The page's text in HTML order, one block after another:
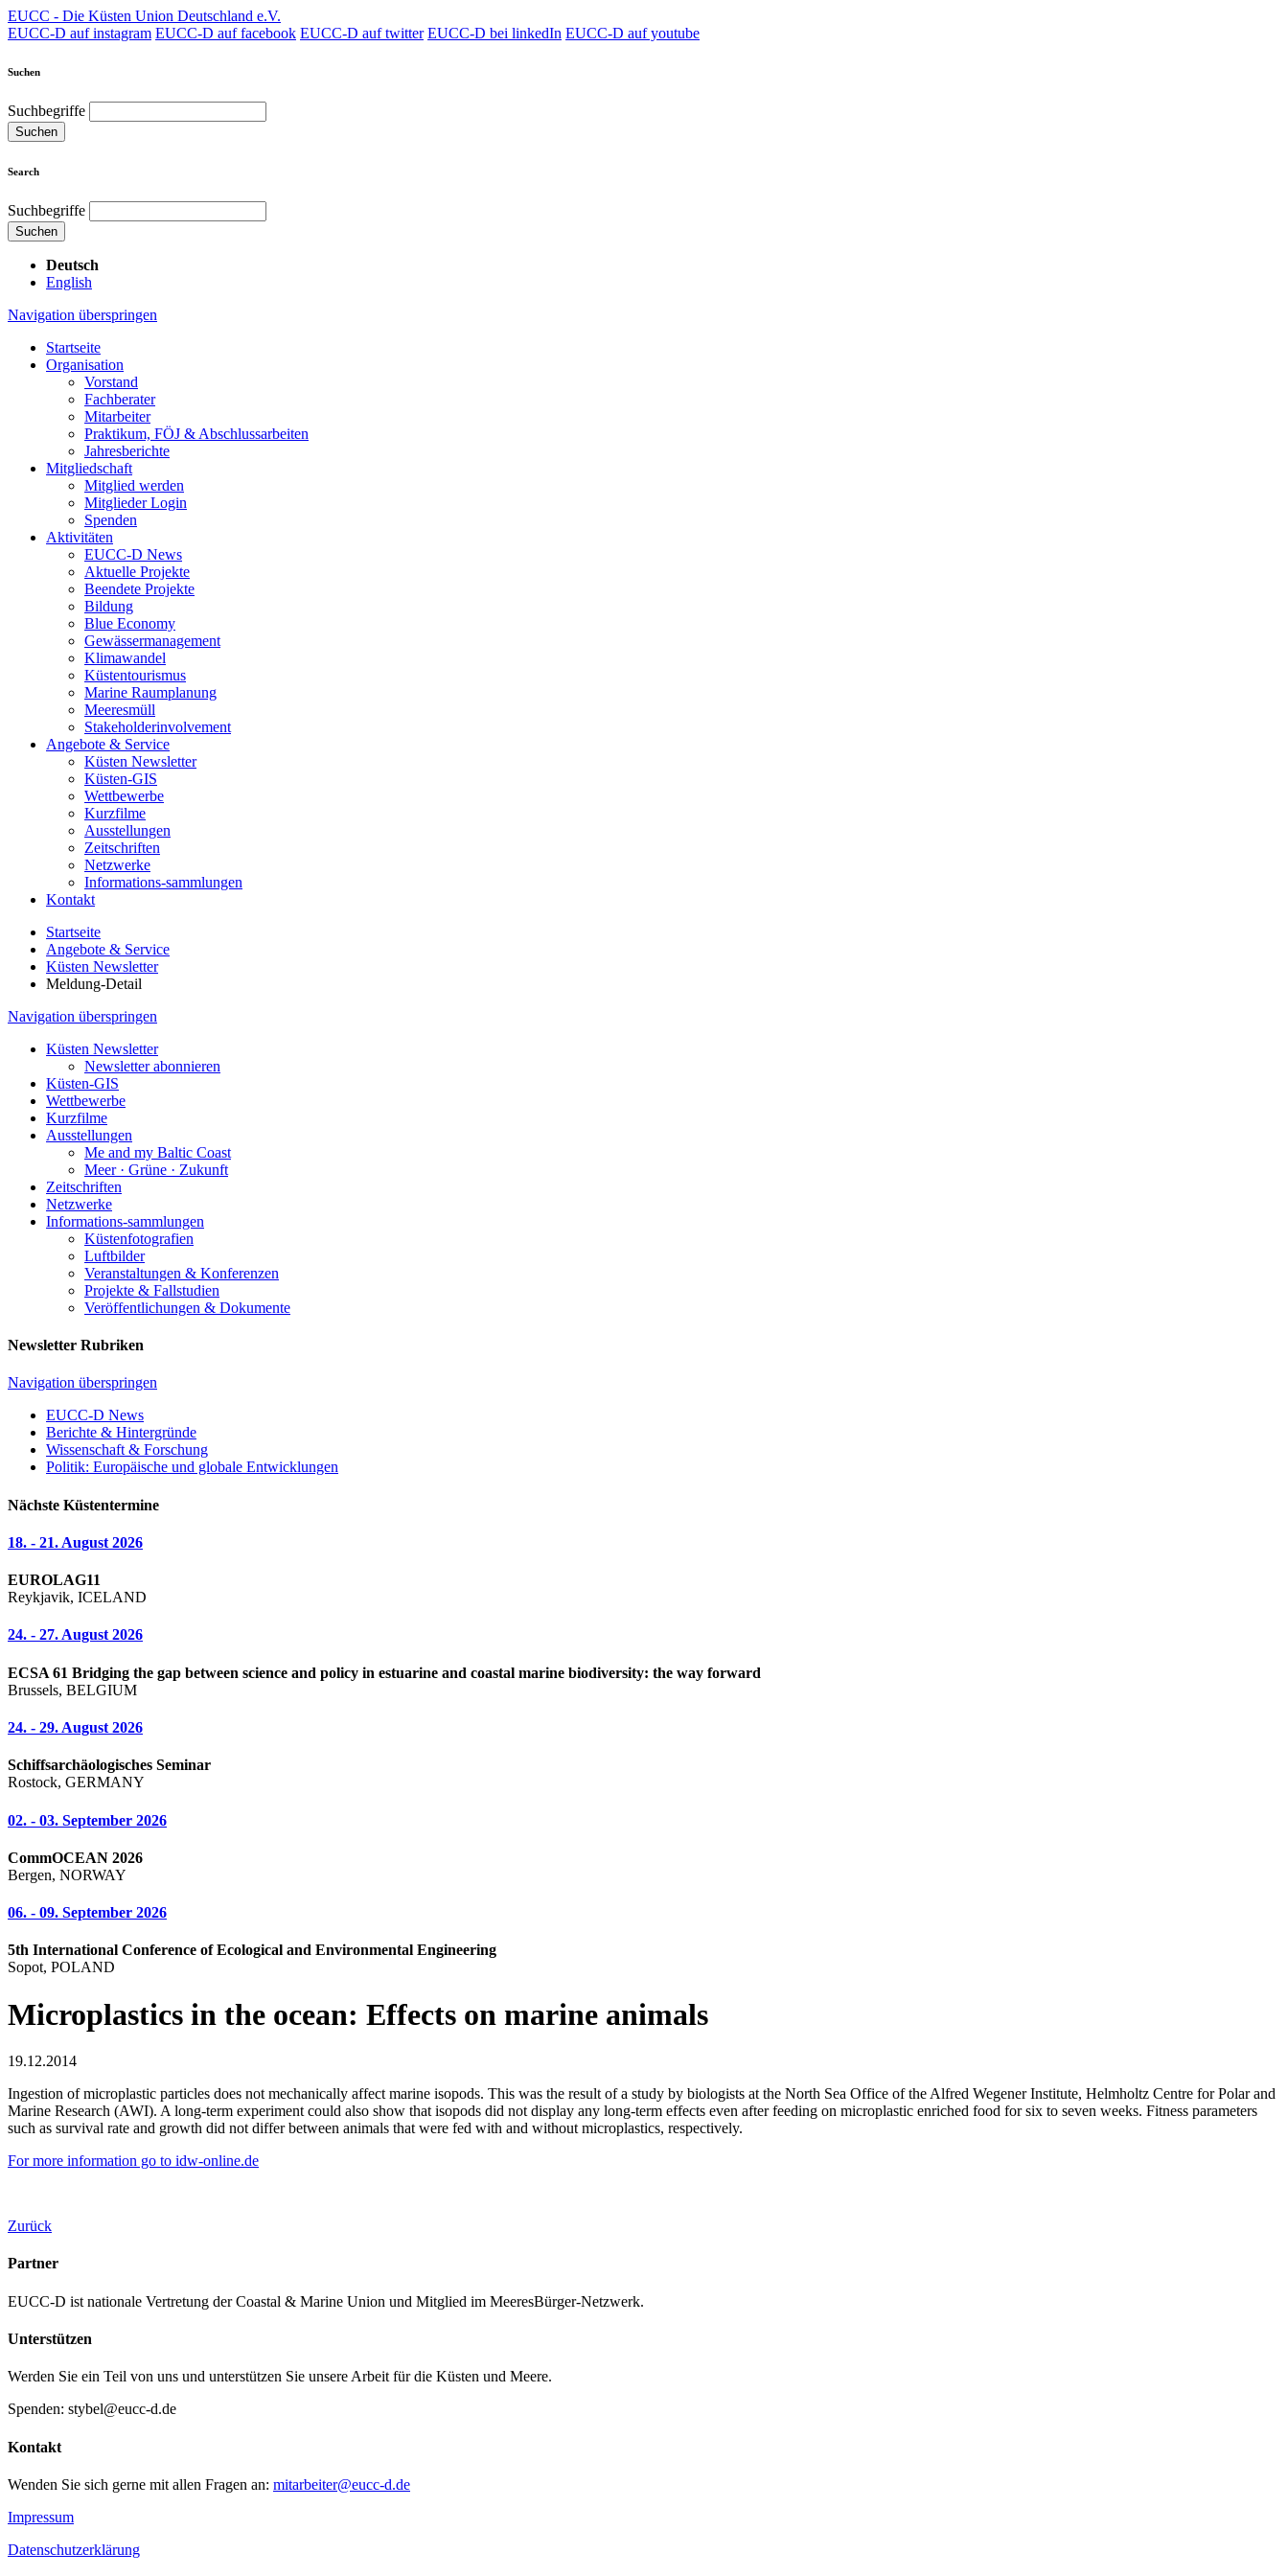
EUCC - Die Küsten Union Deutschland e.V.
EUCC-D auf instagram EUCC-D auf facebook EUCC-D auf twitter EUCC-D bei linkedIn EUCC-D auf youtube
Suchen
Suchbegriffe
Suchen
Search
Suchbegriffe
Suchen
Deutsch
English
Navigation überspringen
Startseite
Organisation
Vorstand
Fachberater
Mitarbeiter
Praktikum, FÖJ & Abschlussarbeiten
Jahresberichte
Mitgliedschaft
Mitglied werden
Mitglieder Login
Spenden
Aktivitäten
EUCC-D News
Aktuelle Projekte
Beendete Projekte
Bildung
Blue Economy
Gewässermanagement
Klimawandel
Küstentourismus
Marine Raumplanung
Meeresmüll
Stakeholderinvolvement
Angebote & Service
Küsten Newsletter
Küsten-GIS
Wettbewerbe
Kurzfilme
Ausstellungen
Zeitschriften
Netzwerke
Informations-sammlungen
Kontakt
Startseite
Angebote & Service
Küsten Newsletter
Meldung-Detail
Navigation überspringen
Küsten Newsletter
Newsletter abonnieren
Küsten-GIS
Wettbewerbe
Kurzfilme
Ausstellungen
Me and my Baltic Coast
Meer · Grüne · Zukunft
Zeitschriften
Netzwerke
Informations-sammlungen
Küstenfotografien
Luftbilder
Veranstaltungen & Konferenzen
Projekte & Fallstudien
Veröffentlichungen & Dokumente
Newsletter Rubriken
Navigation überspringen
EUCC-D News
Berichte & Hintergründe
Wissenschaft & Forschung
Politik: Europäische und globale Entwicklungen
Nächste Küstentermine
18. - 21. August 2026
EUROLAG11
Reykjavik, ICELAND
24. - 27. August 2026
ECSA 61 Bridging the gap between science and policy in estuarine and coastal marine biodiversity: the way forward
Brussels, BELGIUM
24. - 29. August 2026
Schiffsarchäologisches Seminar
Rostock, GERMANY
02. - 03. September 2026
CommOCEAN 2026
Bergen, NORWAY
06. - 09. September 2026
5th International Conference of Ecological and Environmental Engineering
Sopot, POLAND
Microplastics in the ocean: Effects on marine animals
19.12.2014
Ingestion of microplastic particles does not mechanically affect marine isopods. This was the result of a study by biologists at the North Sea Office of the Alfred Wegener Institute, Helmholtz Centre for Polar and
Marine Research (AWI). A long-term experiment could also show that isopods did not display any long-term effects even after feeding on microplastic enriched food for six to seven weeks. Fitness parameters
such as survival rate and growth did not differ between animals that were fed with and without microplastics, respectively.
For more information go to idw-online.de
Zurück
Partner
EUCC-D ist nationale Vertretung der Coastal & Marine Union und Mitglied im MeeresBürger-Netzwerk.
Unterstützen
Werden Sie ein Teil von uns und unterstützen Sie unsere Arbeit für die Küsten und Meere.
Spenden: stybel@eucc-d.de
Kontakt
Wenden Sie sich gerne mit allen Fragen an: mitarbeiter@eucc-d.de
Impressum
Datenschutzerklärung